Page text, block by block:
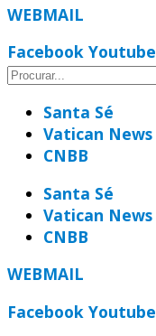
WEBMAIL
Facebook Youtube
Santa Sé
Vatican News
CNBB
Santa Sé
Vatican News
CNBB
WEBMAIL
Facebook Youtube